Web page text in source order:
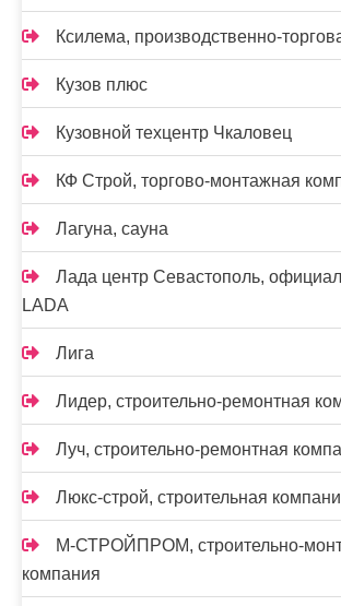
Ксилема, производственно-
Кузов плюс
Кузовной техцентр Чкаловец
КФ Строй, торгово-монтажная
Лагуна, сауна
Лада центр Севастополь,
LADA
Лига
Лидер, строительно-ремонтная
Луч, строительно-ремонтная
Люкс-строй, строительная
М-СТРОЙПРОМ, строительно-
компания